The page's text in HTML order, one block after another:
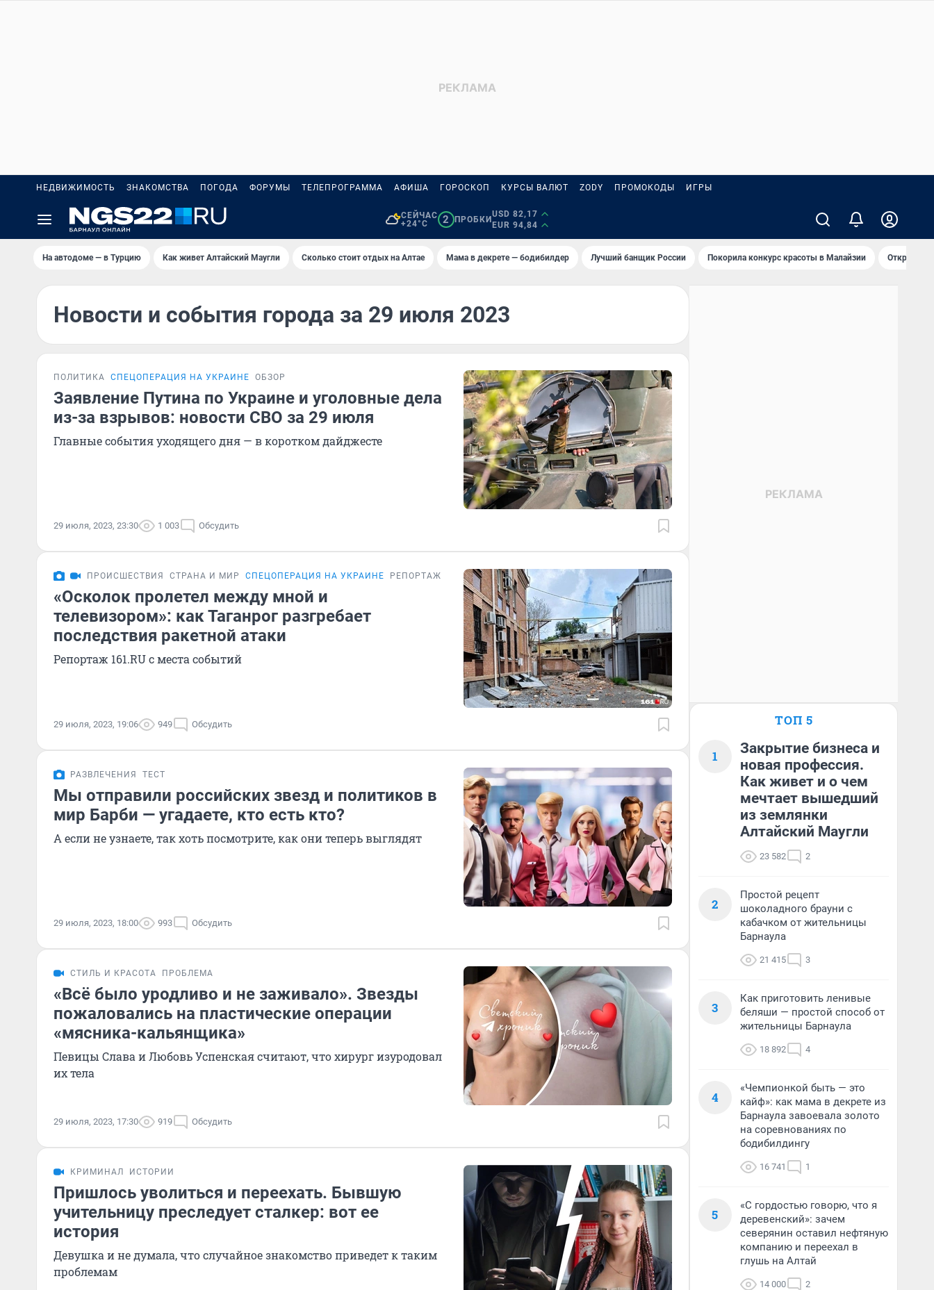
НЕДВИЖИМОСТЬ ЗНАКОМСТВА ПОГОДА ФОРУМЫ ТЕЛЕПРОГРАММА АФИША ГОРОСКОП КУРСЫ ВАЛЮТ ZODY ПРОМОКОДЫ ИГРЫ
СЕЙЧАС
+24°C
2 ПРОБКИ
USD 82,17
EUR 94,84
На автодоме — в Турцию Как живет Алтайский Маугли Сколько стоит отдых на Алтае Мама в декрете — бодибилдер Лучший банщик России Покорила конкурс красоты в Малайзии Открыл
Новости и события города за 29 июля 2023
ПОЛИТИКА СПЕЦОПЕРАЦИЯ НА УКРАИНЕ ОБЗОР
Заявление Путина по Украине и уголовные дела
из-за взрывов: новости СВО за 29 июля
Главные события уходящего дня — в коротком дайджесте
29 июля, 2023, 23:30 1 003 Обсудить
ПРОИСШЕСТВИЯ СТРАНА И МИР СПЕЦОПЕРАЦИЯ НА УКРАИНЕ РЕПОРТАЖ
«Осколок пролетел между мной и
телевизором»: как Таганрог разгребает
последствия ракетной атаки
Репортаж 161.RU с места событий
29 июля, 2023, 19:06 949 Обсудить
РАЗВЛЕЧЕНИЯ ТЕСТ
Мы отправили российских звезд и политиков в
мир Барби — угадаете, кто есть кто?
А если не узнаете, так хоть посмотрите, как они теперь выглядят
29 июля, 2023, 18:00 993 Обсудить
СТИЛЬ И КРАСОТА ПРОБЛЕМА
«Всё было уродливо и не заживало». Звезды
пожаловались на пластические операции
«мясника-кальянщика»
Певицы Слава и Любовь Успенская считают, что хирург изуродовал
их тела
29 июля, 2023, 17:30 919 Обсудить
КРИМИНАЛ ИСТОРИИ
Пришлось уволиться и переехать. Бывшую
учительницу преследует сталкер: вот ее
история
Девушка и не думала, что случайное знакомство приведет к таким
проблемам
ТОП 5
1
Закрытие бизнеса и
новая профессия.
Как живет и о чем
мечтает вышедший
из землянки
Алтайский Маугли
23 582 2
2
Простой рецепт
шоколадного брауни с
кабачком от жительницы
Барнаула
21 415 3
3
Как приготовить ленивые
беляши — простой способ от
жительницы Барнаула
18 892 4
4
«Чемпионкой быть — это
кайф»: как мама в декрете из
Барнаула завоевала золото
на соревнованиях по
бодибилдингу
16 741 1
5
«С гордостью говорю, что я
деревенский»: зачем
северянин оставил нефтяную
компанию и переехал в
глушь на Алтай
14 000 2